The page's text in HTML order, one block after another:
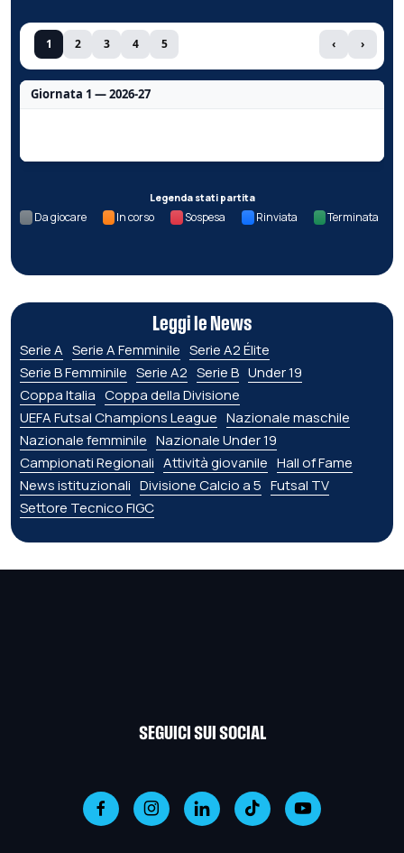
1 2 3 4 5 ‹ ›
Giornata 1 — 2026-27
Legenda stati partita
Da giocare In corso Sospesa Rinviata Terminata
Leggi le News
Serie A Serie A Femminile Serie A2 Élite
Serie B Femminile Serie A2 Serie B Under 19
Coppa Italia Coppa della Divisione
UEFA Futsal Champions League Nazionale maschile
Nazionale femminile Nazionale Under 19
Campionati Regionali Attività giovanile Hall of Fame
News istituzionali Divisione Calcio a 5 Futsal TV
Settore Tecnico FIGC
SEGUICI SUI SOCIAL